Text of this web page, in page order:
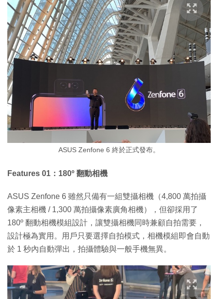
ASUS Zenfone 6 終於正式發布。
Features 01：180º 翻動相機
ASUS Zenfone 6 雖然只備有一組雙攝相機（4,800 萬拍攝
像素主相機 / 1,300 萬拍攝像素廣角相機），但卻採用了
180º 翻動相機模組設計，讓雙攝相機同時兼顧自拍需要，
設計極為實用。用戶只要選擇自拍模式，相機模組即會自動
於 1 秒內自動彈出，拍攝體驗與一般手機無異。